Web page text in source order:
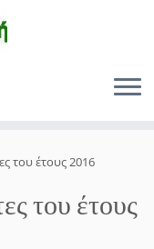
του έτους 2016
του έτους